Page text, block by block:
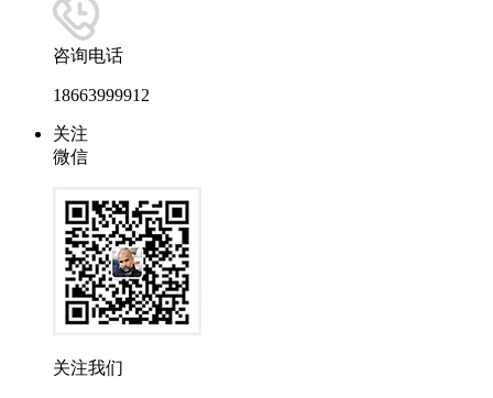
咨询电话
18663999912
关注
微信
关注我们